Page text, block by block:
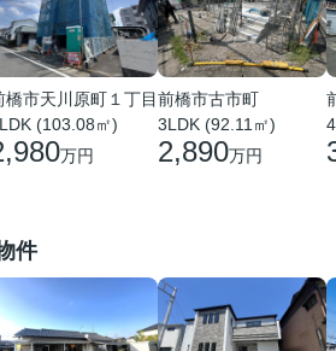
橋市天川原町１丁目
(103.08㎡)
万円
前橋市古市町
3LDK (92.11㎡)
2,890万円
件